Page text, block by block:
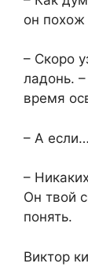
он похож
– Скоро
ладонь.
время
– А если…
–
Он твой
понять.
Виктор